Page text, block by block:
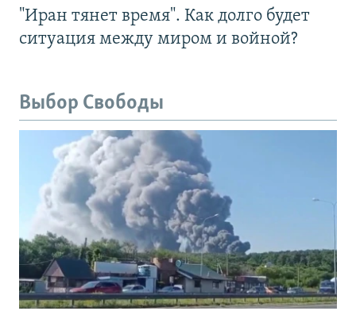
"Иран тянет время". Как долго будет
ситуация между миром и войной?
Выбор Свободы